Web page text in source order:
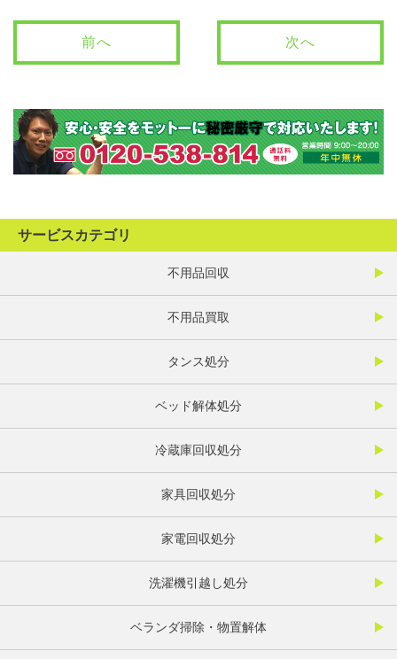
前へ 次へ
サービスカテゴリ
不用品回収
不用品買取
タンス処分
ベッド解体処分
冷蔵庫回収処分
家具回収処分
家電回収処分
洗濯機引越し処分
ベランダ掃除・物置解体